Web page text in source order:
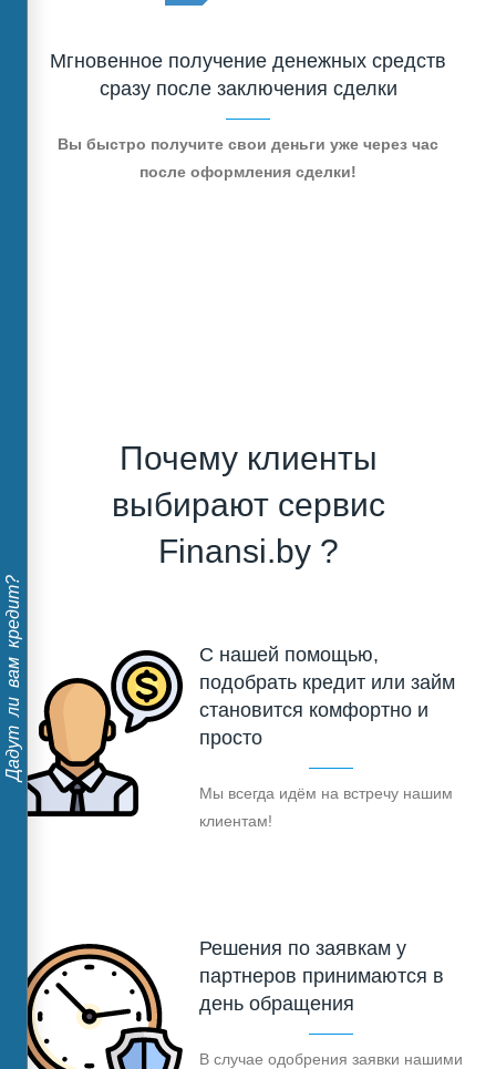
Дадут ли вам кредит?
Мгновенное получение денежных средств
сразу после заключения сделки
Вы быстро получите свои деньги уже через час
после оформления сделки!
Почему клиенты
выбирают сервис
Finansi.by ?
С нашей помощью,
подобрать кредит или займ
становится комфортно и
просто
Мы всегда идём на встречу нашим
клиентам!
Решения по заявкам у
партнеров принимаются в
день обращения
В случае одобрения заявки нашими